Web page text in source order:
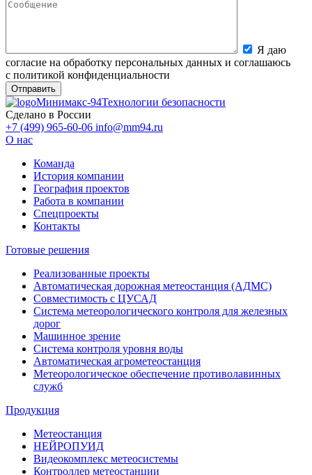
Я даю
согласие на обработку персональных данных и соглашаюсь
с политикой конфиденциальности
Минимакс-94Технологии безопасности
Сделано в России
+7 (499) 965-60-06 info@mm94.ru
О нас
Команда
История компании
География проектов
Работа в компании
Спецпроекты
Контакты
Готовые решения
Реализованные проекты
Автоматическая дорожная метеостанция (АДМС)
Совместимость с ЦУСАД
Система метеорологического контроля для железных
дорог
Машинное зрение
Система контроля уровня воды
Автоматическая агрометеостанция
Метеорологическое обеспечение противолавинных
служб
Продукция
Метеостанция
НЕЙРОПУИД
Видеокомплекс метеосистемы
Контроллер метеостанции